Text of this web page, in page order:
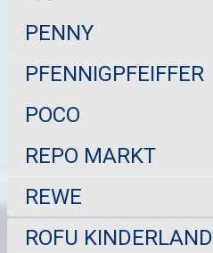
PENNY
PFENNIGPFEIFFER
POCO
REPO MARKT
REWE
ROFU KINDERLAND